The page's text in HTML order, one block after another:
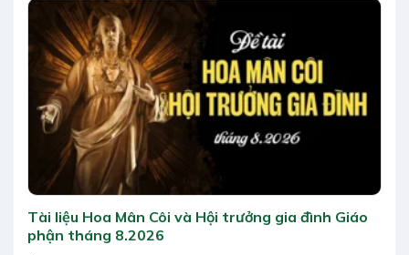
Tài liệu Hoa Mân Côi và Hội trưởng gia đình Giáo
phận tháng 8.2026